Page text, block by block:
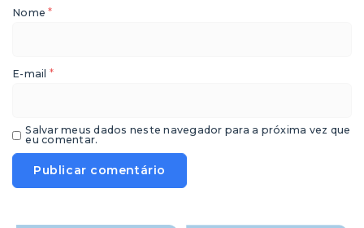
Nome*
E-mail *
Salvar meus dados neste navegador para a próxima vez que
eu comentar.